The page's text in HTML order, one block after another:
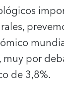
muy por
de 3,8%.